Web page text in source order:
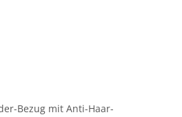
Bezug mit Anti-Haar-